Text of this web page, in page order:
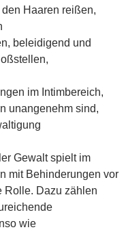
Haaren reißen,
beleidigend und
im Intimbereich,
unangenehm sind,
Gewalt spielt im
mit Behinderungen vor
Rolle. Dazu zählen
wie